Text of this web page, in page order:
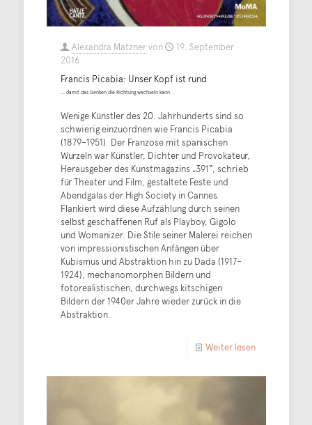
Alexandra Matznervon
19. September
2016
Francis Picabia: Unser Kopf ist rund
... damit das Denken die Richtung wechseln kann
Wenige Künstler des 20. Jahrhunderts sind so
schwierig einzuordnen wie Francis Picabia
(1879–1951). Der Franzose mit spanischen
Wurzeln war Künstler, Dichter und Provokateur,
Herausgeber des Kunstmagazins „391“, schrieb
für Theater und Film, gestaltete Feste und
Abendgalas der High Society in Cannes.
Flankiert wird diese Aufzählung durch seinen
selbst geschaffenen Ruf als Playboy, Gigolo
und Womanizer. Die Stile seiner Malerei reichen
von impressionistischen Anfängen über
Kubismus und Abstraktion hin zu Dada (1917–
1924), mechanomorphen Bildern und
fotorealistischen, durchwegs kitschigen
Bildern der 1940er Jahre wieder zurück in die
Abstraktion.
Weiter lesen